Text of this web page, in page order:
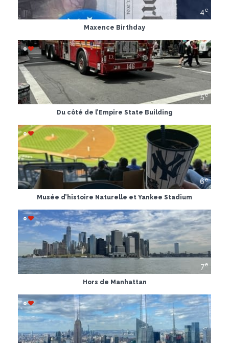
4e
Maxence Birthday
5e
0
Du côté de l’Empire State Building
6e
0
Musée d’histoire Naturelle et Yankee Stadium
7e
0
Hors de Manhattan
0